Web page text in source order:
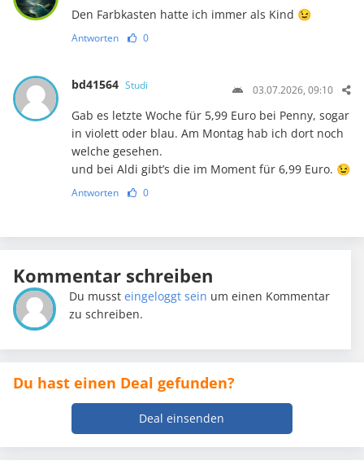
Den Farbkasten hatte ich immer als Kind 😉
Antworten 0
bd41564 Studi 03.07.2026, 09:10
Gab es letzte Woche für 5,99 Euro bei Penny, sogar
in violett oder blau. Am Montag hab ich dort noch
welche gesehen.
und bei Aldi gibt’s die im Moment für 6,99 Euro. 😉
Antworten 0
Kommentar schreiben
Du mussteingeloggt sein um einen Kommentar
zu schreiben.
Du hast einen Deal gefunden?
Deal einsenden